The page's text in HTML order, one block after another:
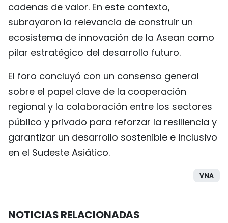
cadenas de valor. En este contexto,
subrayaron la relevancia de construir un
ecosistema de innovación de la Asean como
pilar estratégico del desarrollo futuro.
El foro concluyó con un consenso general
sobre el papel clave de la cooperación
regional y la colaboración entre los sectores
público y privado para reforzar la resiliencia y
garantizar un desarrollo sostenible e inclusivo
en el Sudeste Asiático.
VNA
NOTICIAS RELACIONADAS